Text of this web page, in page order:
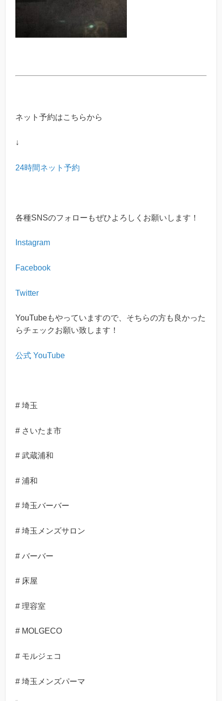
ネット予約はこちらから
↓
24時間ネット予約
各種SNSのフォローもぜひよろしくお願いします！
Instagram
Facebook
Twitter
YouTubeもやっていますので、そちらの方も良かった
らチェックお願い致します！
公式 YouTube
# 埼玉
# さいたま市
# 武蔵浦和
# 浦和
# 埼玉バーバー
# 埼玉メンズサロン
# バーバー
# 床屋
# 理容室
# MOLGECO
# モルジェコ
# 埼玉メンズパーマ